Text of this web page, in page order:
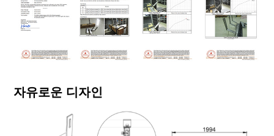
자유로운 디자인